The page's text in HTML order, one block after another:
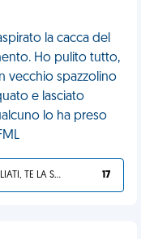
la cacca del
Ho pulito tutto,
vecchio spazzolino
e lasciato
lo ha preso
SVEGLIATI, TE LA SEI CERCATA! 17